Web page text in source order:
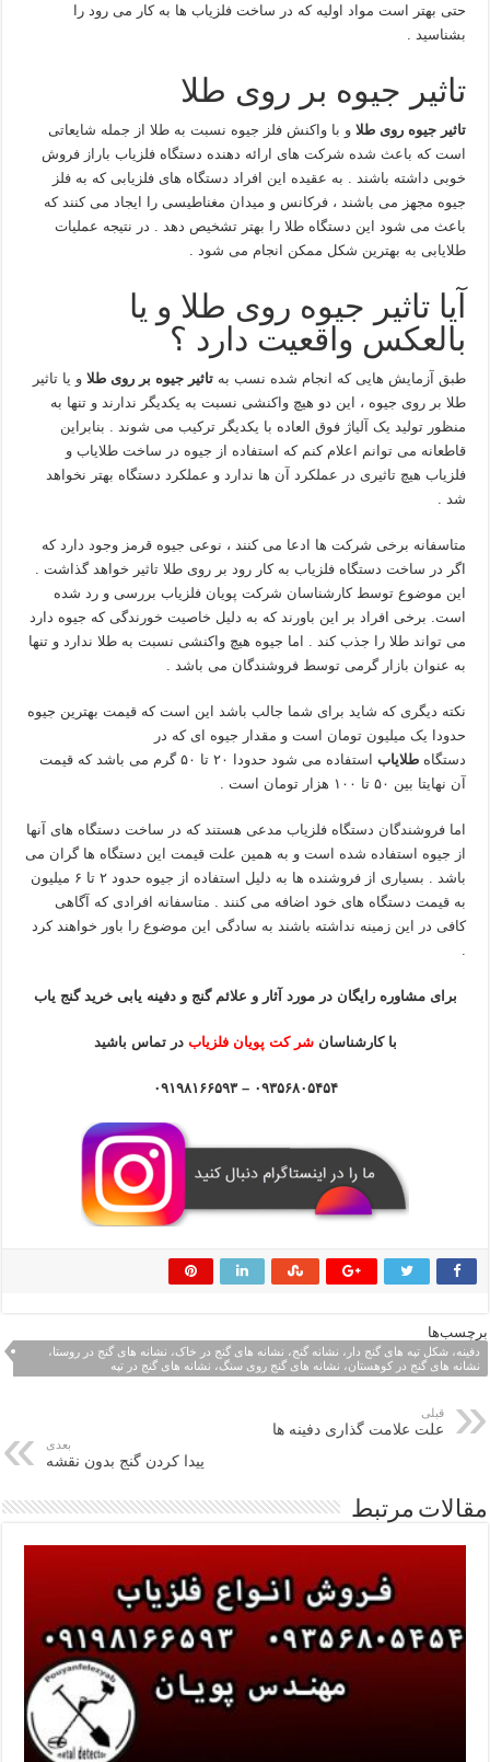
حتی بهتر است مواد اولیه که در ساخت فلزیاب ها به کار می رود را
بشناسید .
تاثیر جیوه بر روی طلا
تاثیر جیوه روی طلا و با واکنش فلز جیوه نسبت به طلا از جمله شایعاتی
است که باعث شده شرکت های ارائه دهنده دستگاه فلزیاب باراز فروش
خوبی داشته باشند . به عقیده این افراد دستگاه های فلزیابی که به فلز
جیوه مجهز می باشند ، فرکانس و میدان مغناطیسی را ایجاد می کنند که
باعث می شود این دستگاه طلا را بهتر تشخیص دهد . در نتیجه عملیات
طلایابی به بهترین شکل ممکن انجام می شود .
آیا تاثیر جیوه روی طلا و یا
بالعکس واقعیت دارد ؟
طبق آزمایش هایی که انجام شده نسب بهتاثیر جیوه بر روی طلا و یا تاثیر
طلا بر روی جیوه ، این دو هیچ واکنشی نسبت به یکدیگر ندارند و تنها به
منظور تولید یک آلیاژ فوق العاده با یکدیگر ترکیب می شوند . بنابراین
قاطعانه می توانم اعلام کنم که استفاده از جیوه در ساخت طلایاب و
فلزیاب هیچ تاثیری در عملکرد آن ها ندارد و عملکرد دستگاه بهتر نخواهد
شد .
متاسفانه برخی شرکت ها ادعا می کنند ، نوعی جیوه قرمز وجود دارد که
اگر در ساخت دستگاه فلزیاب به کار رود بر روی طلا تاثیر خواهد گذاشت .
این موضوع توسط کارشناسان شرکت پویان فلزیاب بررسی و رد شده
است. برخی افراد بر این باورند که به دلیل خاصیت خورندگی که جیوه دارد
می تواند طلا را جذب کند . اما جیوه هیچ واکنشی نسبت به طلا ندارد و تنها
به عنوان بازار گرمی توسط فروشندگان می باشد .
نکته دیگری که شاید برای شما جالب باشد این است که قیمت بهترین جیوه
حدودا یک میلیون تومان است و مقدار جیوه ای که در
دستگاهطلایاب
استفاده می شود حدودا ۲۰ تا ۵۰ گرم می باشد که قیمت
آن نهایتا بین ۵۰ تا ۱۰۰ هزار تومان است .
اما فروشندگان دستگاه فلزیاب مدعی هستند که در ساخت دستگاه های آنها
از جیوه استفاده شده است و به همین علت قیمت این دستگاه ها گران می
باشد . بسیاری از فروشنده ها به دلیل استفاده از جیوه حدود ۲ تا ۶ میلیون
به قیمت دستگاه های خود اضافه می کنند . متاسفانه افرادی که آگاهی
کافی در این زمینه نداشته باشند به سادگی این موضوع را باور خواهند کرد
برای مشاوره رایگان در مورد آثار و علائم گنج و دفینه یابی خرید گنج یاب
با کارشناسانشر کت پویان فلزیاب در تماس باشید
۰۹۳۵۶۸۰۵۴۵۴ – ۰۹۱۹۸۱۶۶۵۹۳
برچسب‌ها
دفینه، شکل تپه های گنج دار، نشانه گنج، نشانه های گنج در خاک، نشانه های گنج در روستا،
نشانه های گنج در کوهستان، نشانه های گنج روی سنگ، نشانه های گنج در تپه
قبلی
علت علامت گذاری دفینه ها
بعدی
پیدا کردن گنج بدون نقشه
مقالات مرتبط